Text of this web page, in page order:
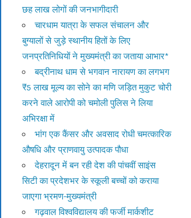
छह लाख लोगों की जनभागीदारी
चारधाम यात्रा के सफल संचालन और
बुग्यालों से जुड़े स्थानीय हितों के लिए
जनप्रतिनिधियों ने मुख्यमंत्री का जताया आभार*
बद्रीनाथ धाम से भगवान नारायण का लगभग
₹5 लाख मूल्य का सोने का मणि जड़ित मुकुट चोरी
करने वाले आरोपी को चमोली पुलिस ने लिया
अभिरक्षा में
भांग एक कैंसर और अवसाद रोधी चमत्कारिक
औषधि और प्राणवायु उत्पादक पौधा
देहरादून में बन रही देश की पांचवीं साइंस
सिटी का प्रदेशभर के स्कूली बच्चों को कराया
जाएगा भ्रमण-मुख्यमंत्री
गढ़वाल विश्वविद्यालय की फर्जी मार्कशीट